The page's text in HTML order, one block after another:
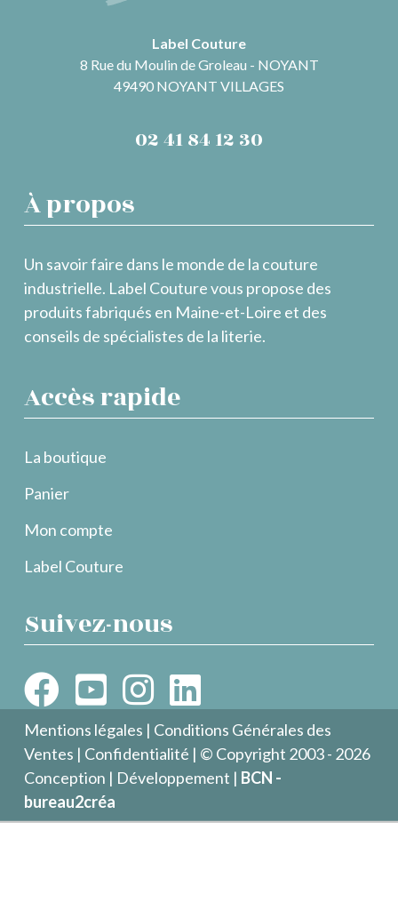
Label Couture
8 Rue du Moulin de Groleau - NOYANT
49490 NOYANT VILLAGES
02 41 84 12 30
À propos
Un savoir faire dans le monde de la couture
industrielle. Label Couture vous propose des
produits fabriqués en Maine-et-Loire et des
conseils de spécialistes de la literie.
Accès rapide
La boutique
Panier
Mon compte
Label Couture
Suivez-nous
Mentions légales | Conditions Générales des
Ventes | Confidentialité | © Copyright 2003 - 2026
Conception | Développement | BCN -
bureau2créa